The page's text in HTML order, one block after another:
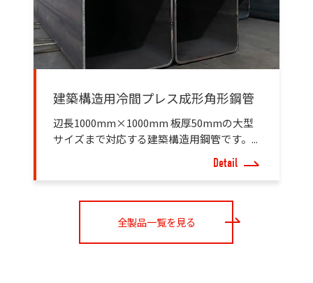
建築構造用冷間プレス成形角形鋼管
辺長1000mm×1000mm 板厚50mmの大型
サイズまで対応する建築構造用鋼管です。...
Detail
全製品一覧を見る